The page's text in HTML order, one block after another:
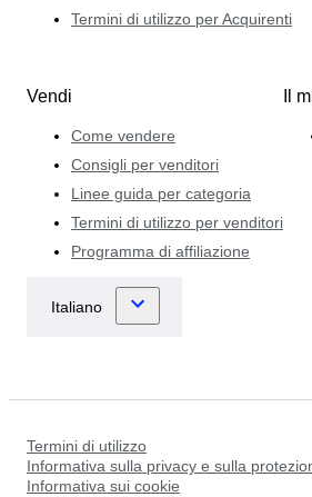
Termini di utilizzo per Acquirenti
Vendi
Come vendere
Consigli per venditori
Linee guida per categoria
Termini di utilizzo per venditori
Programma di affiliazione
Il
Termini di utilizzo
Informativa sulla privacy e sulla
Informativa sui cookie